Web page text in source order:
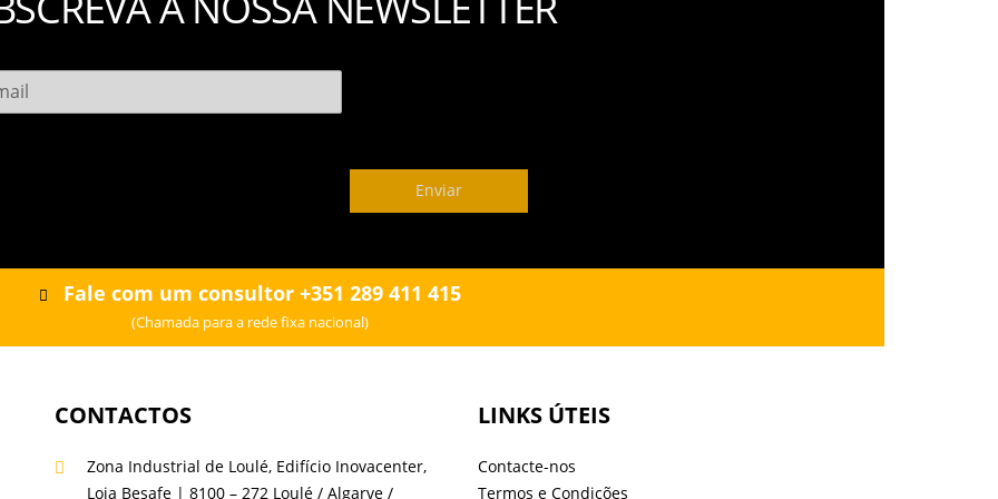
Enviar
Fale com um consultor +351 289 411 415
(Chamada para a rede fixa nacional)
CONTACTOS
Zona Industrial de Loulé, Edifício Inovacenter,
Loja Besafe | 8100 – 272 Loulé / Algarve /
LINKS ÚTEIS
Contacte-nos
Termos e Condições